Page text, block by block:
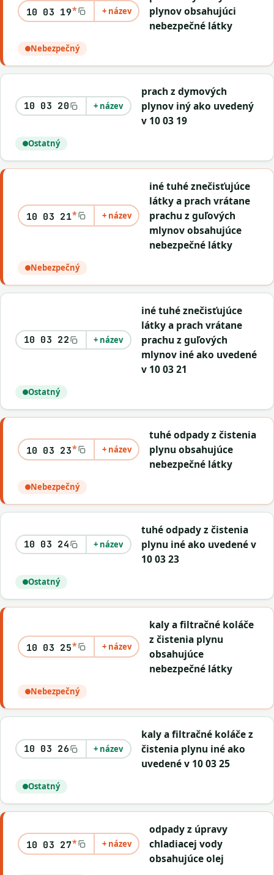
10 03 19* + název
plynov obsahujúci
nebezpečné látky
Nebezpečný
10 03 20 + název
prach z dymových
plynov iný ako uvedený
v 10 03 19
Ostatný
10 03 21* + název
iné tuhé znečisťujúce
látky a prach vrátane
prachu z guľových
mlynov obsahujúce
nebezpečné látky
Nebezpečný
10 03 22 + název
iné tuhé znečisťujúce
látky a prach vrátane
prachu z guľových
mlynov iné ako uvedené
v 10 03 21
Ostatný
10 03 23* + název
tuhé odpady z čistenia
plynu obsahujúce
nebezpečné látky
Nebezpečný
10 03 24 + název
tuhé odpady z čistenia
plynu iné ako uvedené v
10 03 23
Ostatný
10 03 25* + název
kaly a filtračné koláče
z čistenia plynu
obsahujúce
nebezpečné látky
Nebezpečný
10 03 26 + název
kaly a filtračné koláče z
čistenia plynu iné ako
uvedené v 10 03 25
Ostatný
10 03 27* + název
odpady z úpravy
chladiacej vody
obsahujúce olej